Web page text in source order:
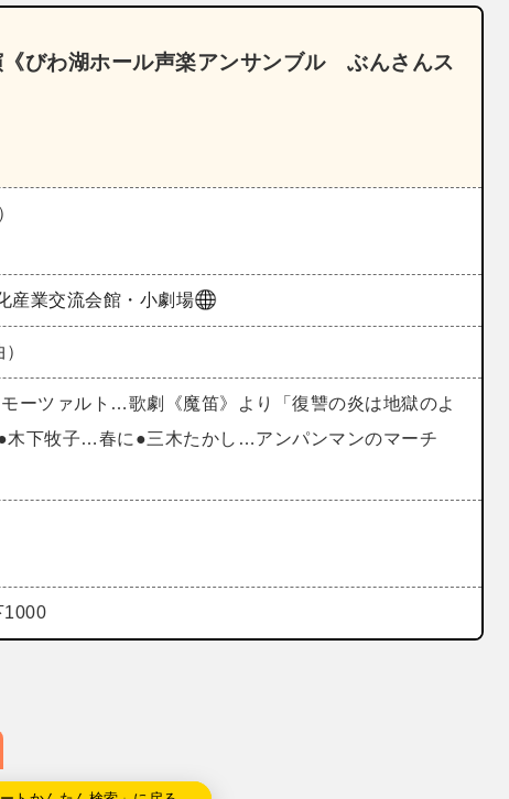
わ湖ホール声楽アンサンブル ぶんさんス
産業交流会館・小劇場
ーツァルト…歌劇《魔笛》より「復讐の炎は地獄のよ
木下牧子…春に●三木たかし…アンパンマンのマーチ